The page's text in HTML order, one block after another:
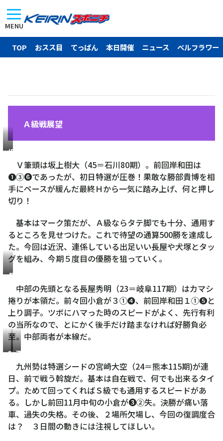
MENU
TOP おスス目 てっぱん 本日開催 ニュース ベルフラワー
Ａ級戦展望
坂
樹
大
Ｖ筆頭は坂上樹大（45＝石川80期）。前回岸和田は
❶③❻であったが、初日特選が圧巻！果敢な勝部貴博を相
手にペースが緩んだ最終Ｈから一気に踏み上げ、何と押し
切り！
基本はマーク策だが、Ａ級ならタテ脚でも十分、通用す
るところを見せつけた。これで待望の通算500勝を達成し
た。今回は近況、連係している出足いい長屋や犬塚とタッ
グを組み、今期５度目の優勝を狙っていく。
長
秀
明
中部の先頭となる長屋秀明（23＝岐阜117期）はカマシ
捲りが本領だ。前々回小倉が３①❹、前回岸和田１①❺と
上り調子。ツボにハマった時のスピードがよく、先行有利
の当所なので、とにかく後手だけ踏まなければ好勝負必
至。中部両者が本線だ。
宮
大
空
西
田
大
志
九州勢は特選シードの宮崎大空（24＝熊本115期)が連
日、前で戦う斡旋だ。基本は自在戦で、何でも出来るタイ
プ。ためて回ってくればＳ級でも通用するスピードがあ
る。しかし前回11月中旬の小倉が❸②失。決勝が痛い落
車、過失の失格。その後、２場所欠場し、今回の復調度合
は？ ３日間の動きには注視してほしい。